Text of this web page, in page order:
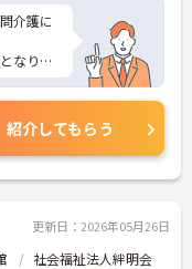
介護に
なり、
ベート
です。
さらに
くださ
紹介してもらう
更新日：2026年05月26日
社会福祉法人絆明会